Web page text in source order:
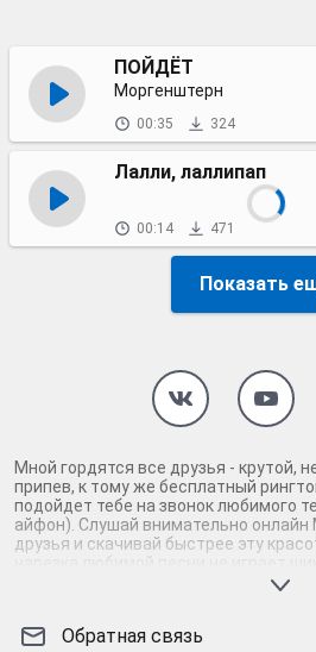
ПОЙДЁТ
Моргенштерн
00:35 324
Лалли, лаллипап
00:14 471
Показать
Мной гордятся все друзья - крутой,
припев, к тому же бесплатный
подойдет тебе на звонок любимого
айфон). Слушай внимательно онлайн
друзья и скачивай быстрее эту
нарезка любимой песни не играет
каждого второго на звонке. Будь
Кроме того, ты можешь найти и
Обратная связь